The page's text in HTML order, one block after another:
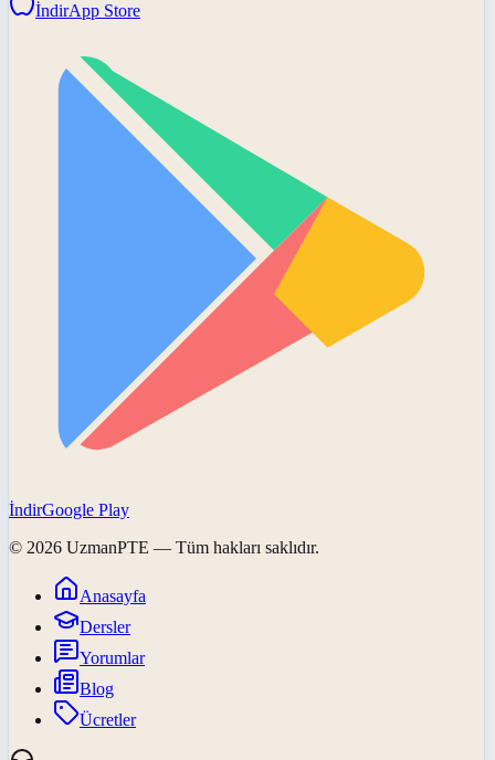
İndirApp Store
İndirGoogle Play
© 2026 UzmanPTE — Tüm hakları saklıdır.
Anasayfa
Dersler
Yorumlar
Blog
Ücretler